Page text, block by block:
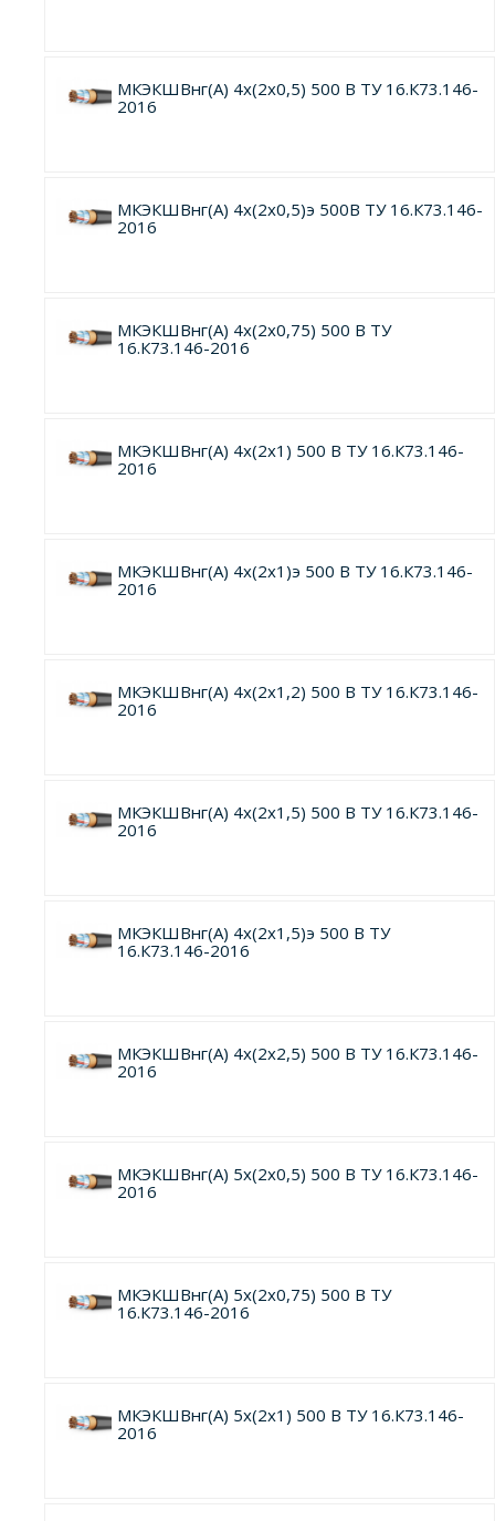
МКЭКШВнг(А) 4х(2х0,5) 500 В ТУ 16.К73.146-
2016
МКЭКШВнг(А) 4х(2х0,5)э 500В ТУ 16.К73.146-
2016
МКЭКШВнг(А) 4х(2х0,75) 500 В ТУ
16.К73.146-2016
МКЭКШВнг(А) 4х(2х1) 500 В ТУ 16.К73.146-
2016
МКЭКШВнг(А) 4х(2х1)э 500 В ТУ 16.К73.146-
2016
МКЭКШВнг(А) 4х(2х1,2) 500 В ТУ 16.К73.146-
2016
МКЭКШВнг(А) 4х(2х1,5) 500 В ТУ 16.К73.146-
2016
МКЭКШВнг(А) 4х(2х1,5)э 500 В ТУ
16.К73.146-2016
МКЭКШВнг(А) 4х(2х2,5) 500 В ТУ 16.К73.146-
2016
МКЭКШВнг(А) 5х(2х0,5) 500 В ТУ 16.К73.146-
2016
МКЭКШВнг(А) 5х(2х0,75) 500 В ТУ
16.К73.146-2016
МКЭКШВнг(А) 5х(2х1) 500 В ТУ 16.К73.146-
2016